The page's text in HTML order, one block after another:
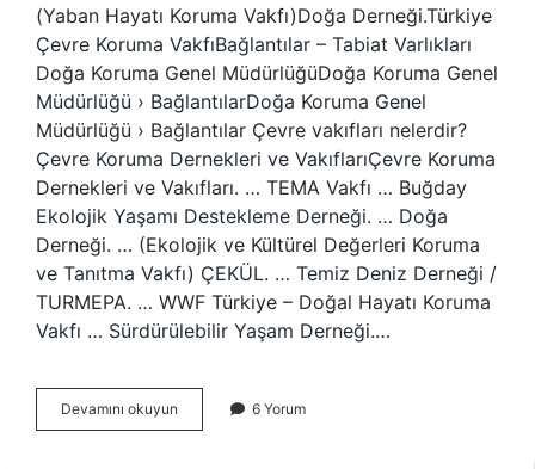
(Yaban Hayatı Koruma Vakfı)Doğa Derneği.Türkiye
Çevre Koruma VakfıBağlantılar – Tabiat Varlıkları
Doğa Koruma Genel MüdürlüğüDoğa Koruma Genel
Müdürlüğü › BağlantılarDoğa Koruma Genel
Müdürlüğü › Bağlantılar Çevre vakıfları nelerdir?
Çevre Koruma Dernekleri ve VakıflarıÇevre Koruma
Dernekleri ve Vakıfları. … TEMA Vakfı … Buğday
Ekolojik Yaşamı Destekleme Derneği. … Doğa
Derneği. … (Ekolojik ve Kültürel Değerleri Koruma
ve Tanıtma Vakfı) ÇEKÜL. … Temiz Deniz Derneği /
TURMEPA. … WWF Türkiye – Doğal Hayatı Koruma
Vakfı … Sürdürülebilir Yaşam Derneği.…
Devamını okuyun
Örgütleri
6 Yorum